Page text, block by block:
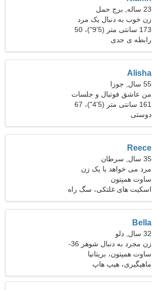
23 ساله, برج حمل
زن خوب به دنبال یک مرد
173 سانتی متر (5'9")، 50
کیلوگرم (110 پوند)
رابطه ی جدی
Alisha
55 سال, جوزا
من عاشق فوتبال و جلسات
هستم
161 سانتی متر (5'4")، 67
کیلوگرم (147 پوند)
دوستی
Reece
35 سال, سرطان
مرد می خواهد با یک زن
ملاقات کند
ساوت همپتون
اسکیت های غلتکی، سگ راه
رفتن
Bella
32 سال, دلو
زن مجرد به دنبال شوهر 36-
44
ساوت همپتون، بریتانیا
ماهیگیری، هیپ هاپ